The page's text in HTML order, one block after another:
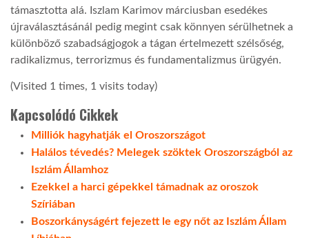
támasztotta alá. Iszlam Karimov márciusban esedékes
újraválasztásánál pedig megint csak könnyen sérülhetnek a
különböző szabadságjogok a tágan értelmezett szélsőség,
radikalizmus, terrorizmus és fundamentalizmus ürügyén.
(Visited 1 times, 1 visits today)
Kapcsolódó Cikkek
Milliók hagyhatják el Oroszországot
Halálos tévedés? Melegek szöktek Oroszországból az
Iszlám Államhoz
Ezekkel a harci gépekkel támadnak az oroszok
Szíriában
Boszorkányságért fejezett le egy nőt az Iszlám Állam